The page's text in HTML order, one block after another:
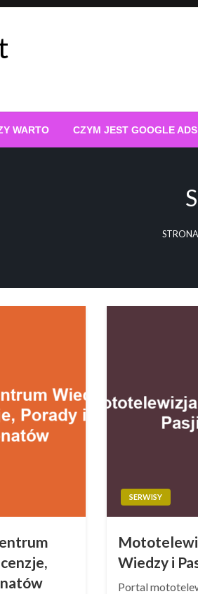
WARTO CZYM JEST GOOGLE ADS
SERWISY
Wiedzy i
Portal